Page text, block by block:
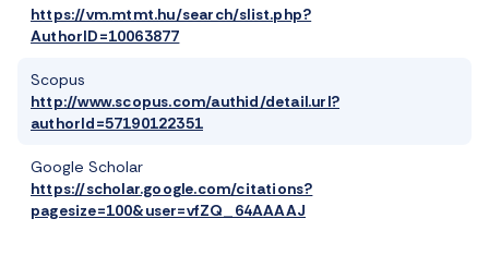
https://vm.mtmt.hu/search/slist.php?
AuthorID=10063877
Scopus
http://www.scopus.com/authid/detail.url?
authorId=57190122351
Google Scholar
https://scholar.google.com/citations?
pagesize=100&user=vfZQ_64AAAAJ